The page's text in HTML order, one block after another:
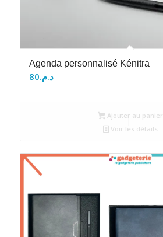
Agenda personnalisé Kénitra
د.م.80
Ajouter au panier
Voir les détails